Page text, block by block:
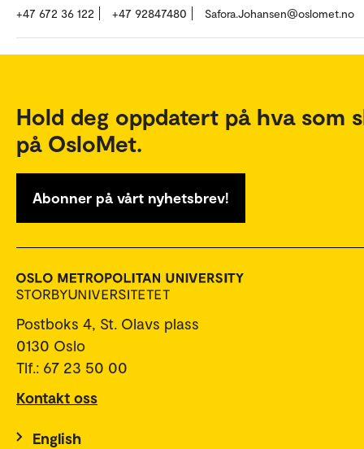
+47 672 36 122 +47 92847480 Safora.Johansen@oslomet.no
Hold deg oppdatert på hva som
på OsloMet.
Abonner på vårt nyhetsbrev!
Postboks 4, St. Olavs plass
0130 Oslo
Tlf.: 67 23 50 00
Kontakt oss
English